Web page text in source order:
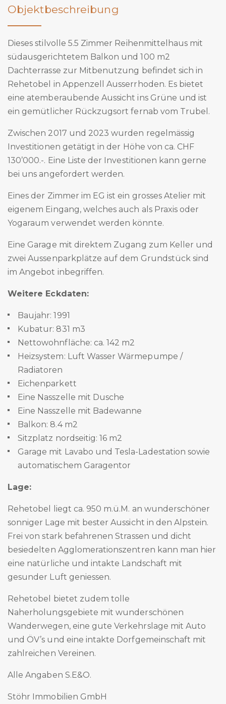
Objektbeschreibung
Dieses stilvolle 5.5 Zimmer Reihenmittelhaus mit
südausgerichtetem Balkon und 100 m2
Dachterrasse zur Mitbenutzung befindet sich in
Rehetobel in Appenzell Ausserrhoden. Es bietet
eine atemberaubende Aussicht ins Grüne und ist
ein gemütlicher Rückzugsort fernab vom Trubel.
Zwischen 2017 und 2023 wurden regelmässig
Investitionen getätigt in der Höhe von ca. CHF
130’000.-. Eine Liste der Investitionen kann gerne
bei uns angefordert werden.
Eines der Zimmer im EG ist ein grosses Atelier mit
eigenem Eingang, welches auch als Praxis oder
Yogaraum verwendet werden könnte.
Eine Garage mit direktem Zugang zum Keller und
zwei Aussenparkplätze auf dem Grundstück sind
im Angebot inbegriffen.
Weitere Eckdaten:
Baujahr: 1991
Kubatur: 831 m3
Nettowohnfläche: ca. 142 m2
Heizsystem: Luft Wasser Wärmepumpe /
Radiatoren
Eichenparkett
Eine Nasszelle mit Dusche
Eine Nasszelle mit Badewanne
Balkon: 8.4 m2
Sitzplatz nordseitig: 16 m2
Garage mit Lavabo und Tesla-Ladestation sowie
automatischem Garagentor
Lage:
Rehetobel liegt ca. 950 m.ü.M. an wunderschöner
sonniger Lage mit bester Aussicht in den Alpstein.
Frei von stark befahrenen Strassen und dicht
besiedelten Agglomerationszentren kann man hier
eine natürliche und intakte Landschaft mit
gesunder Luft geniessen.
Rehetobel bietet zudem tolle
Naherholungsgebiete mit wunderschönen
Wanderwegen, eine gute Verkehrslage mit Auto
und ÖV’s und eine intakte Dorfgemeinschaft mit
zahlreichen Vereinen.
Alle Angaben S.E&O.
Stöhr Immobilien GmbH